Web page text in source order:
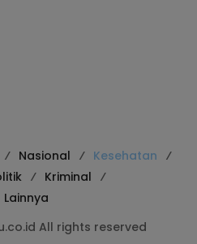
Nasional
Kesehatan
Kriminal
Lainnya
All rights reserved